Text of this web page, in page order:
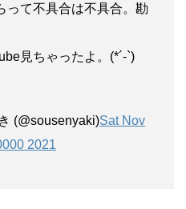
って不具合は不具合。勘
見ちゃったよ。(*´-`)ゞ
(@sousenyaki)Sat Nov
2021